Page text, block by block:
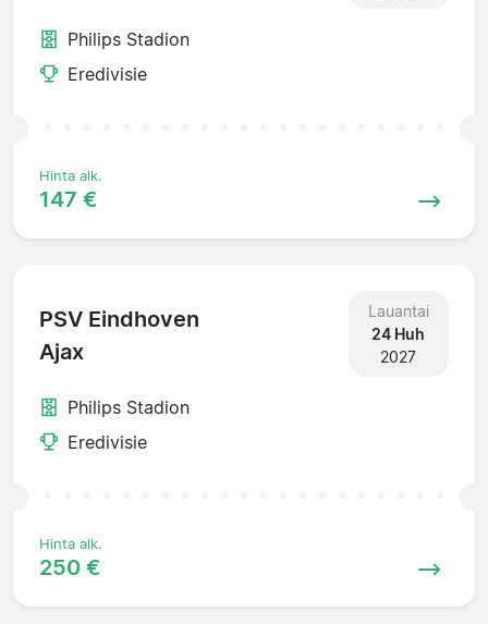
Philips Stadion
Eredivisie
Hinta alk.
147 €
PSV Eindhoven
Ajax
Lauantai
24 Huh
2027
Philips Stadion
Eredivisie
Hinta alk.
250 €